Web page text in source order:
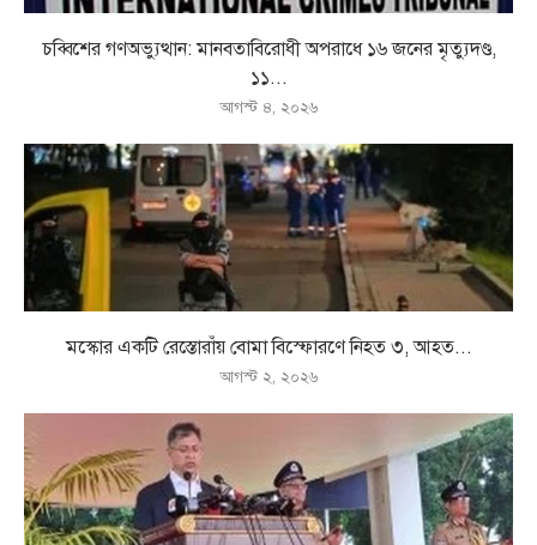
চব্বিশের গণঅভ্যুত্থান: মানবতাবিরোধী অপরাধে ১৬ জনের মৃত্যুদণ্ড,
১১...
আগস্ট ৪, ২০২৬
মস্কোর একটি রেস্তোরাঁয় বোমা বিস্ফোরণে নিহত ৩, আহত...
আগস্ট ২, ২০২৬